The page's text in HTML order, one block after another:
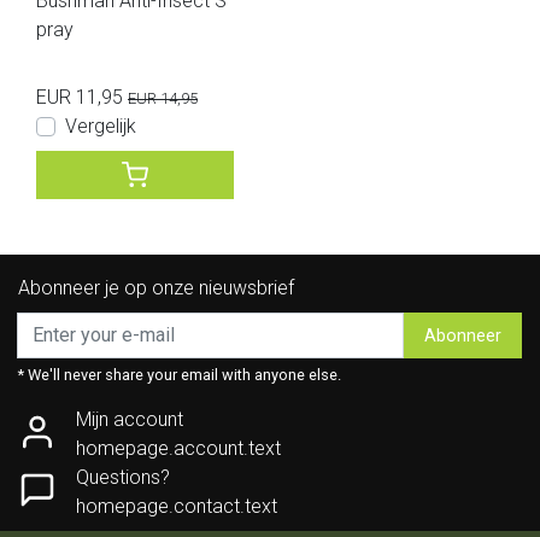
pray
EUR 11,95 EUR 14,95
Vergelijk
Abonneer je op onze nieuwsbrief
Abonneer
* We'll never share your email with anyone else.
Mijn account
homepage.account.text
Questions?
homepage.contact.text